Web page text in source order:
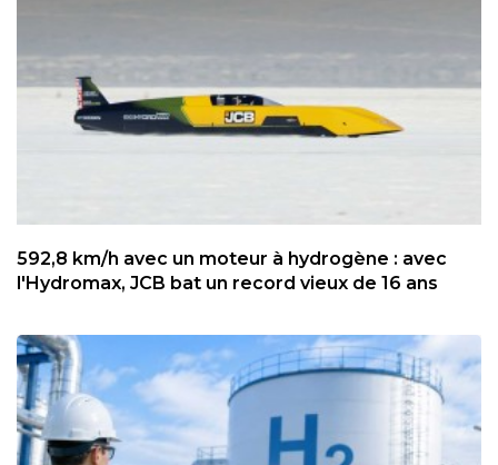
592,8 km/h avec un moteur à hydrogène : avec
l'Hydromax, JCB bat un record vieux de 16 ans